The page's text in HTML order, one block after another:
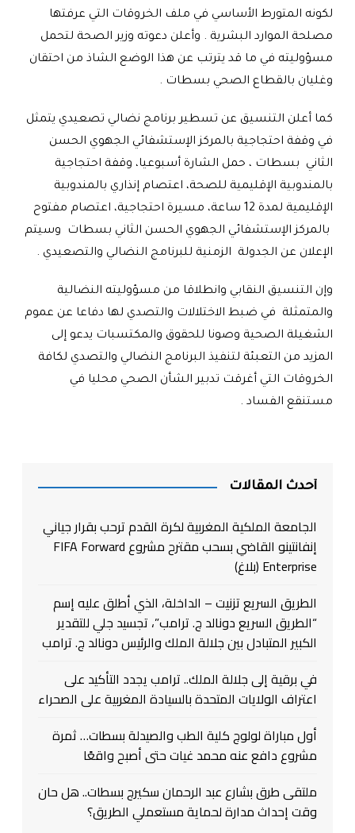
لكونه المتورط الأساسي في ملف الخروقات التي عرفتها
مصلحة الموارد البشرية . وأعلن دعوته وزير الصحة لتحمل
مسؤوليته في ما قد يترتب عن هذا الوضع الشاذ من احتقان
وغليان بالقطاع الصحي بسطات .
كما أعلن التنسيق عن تسطير برنامج نضالي تصعيدي يتمثل
في وقفة احتجاجية بالمركز الإستشفائي الجهوي الحسن
الثاني بسطات ، حمل الشارة أسبوعيا، وقفة احتجاجية
بالمندوبية الإقليمية للصحة، اعتصام إنذاري بالمندوبية
الإقليمية لمدة 12 ساعة، مسيرة احتجاجية، اعتصام مفتوح
بالمركز الإستشفائي الجهوي الحسن الثاني بسطات وسيتم
الإعلان عن الجدولة الزمنية للبرنامج النضالي والتصعيدي .
وإن التنسيق النقابي وانطلاقا من مسؤوليته النضالية
والمتمثلة في ضبط الاختلالات والتصدي لها دفاعا عن عموم
الشغيلة الصحية وصونا للحقوق والمكتسبات يدعو إلى
المزيد من التعبئة لتنفيذ البرنامج النضالي والتصدي لكافة
الخروقات التي أغرقت تدبير الشأن الصحي محليا في
مستنقع الفساد .
أحدث المقالات
الجامعة الملكية المغربية لكرة القدم ترحب بقرار جياني
إنفانتينو القاضي بسحب مقترح مشروع FIFA Forward
Enterprise (بلاغ)
الطريق السريع تزنيت – الداخلة، الذي أطلق عليه إسم
“الطريق السريع دونالد ج. ترامب”، تجسيد جلي للتقدير
الكبير المتبادل بين جلالة الملك والرئيس دونالد ج. ترامب
في برقية إلى جلالة الملك.. ترامب يجدد التأكيد على
اعتراف الولايات المتحدة بالسيادة المغربية على الصحراء
أول مباراة لولوج كلية الطب والصيدلة بسطات… ثمرة
مشروع دافع عنه محمد غيات حتى أصبح واقعًا
ملتقى طرق بشارع عبد الرحمان سكيرج بسطات.. هل حان
وقت إحداث مدارة لحماية مستعملي الطريق؟